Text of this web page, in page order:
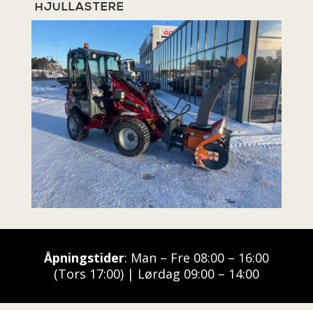
HJULLASTERE
Åpningstider: Man – Fre 08:00 – 16:00
(Tors 17:00) | Lørdag 09:00 – 14:00